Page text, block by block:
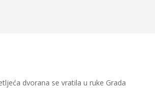
dvorana se vratila u ruke Grada